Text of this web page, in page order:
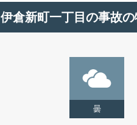
伊倉新町一丁目の事故
曇